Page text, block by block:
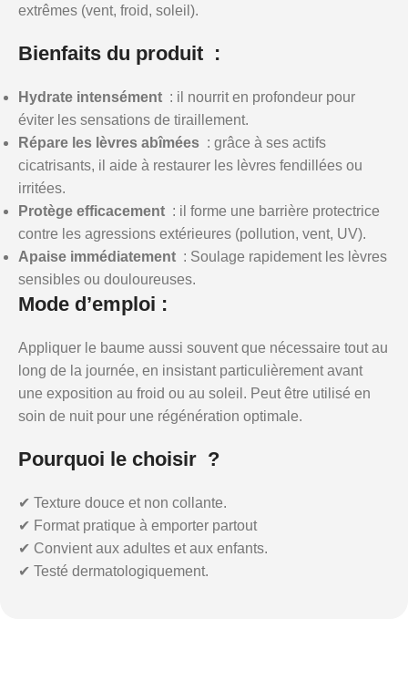
extrêmes (vent, froid, soleil).
Bienfaits du produit :
Hydrate intensément : il nourrit en profondeur pour
éviter les sensations de tiraillement.
Répare les lèvres abîmées : grâce à ses actifs
cicatrisants, il aide à restaurer les lèvres fendillées ou
irritées.
Protège efficacement : il forme une barrière protectrice
contre les agressions extérieures (pollution, vent, UV).
Apaise immédiatement : Soulage rapidement les lèvres
sensibles ou douloureuses.
Mode d’emploi :
Appliquer le baume aussi souvent que nécessaire tout au
long de la journée, en insistant particulièrement avant
une exposition au froid ou au soleil. Peut être utilisé en
soin de nuit pour une régénération optimale.
Pourquoi le choisir ?
✔ Texture douce et non collante.
✔ Format pratique à emporter partout
✔ Convient aux adultes et aux enfants.
✔ Testé dermatologiquement.